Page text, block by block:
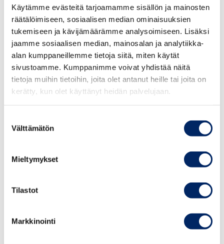
Käytämme evästeitä tarjoamamme sisällön ja mainosten
räätälöimiseen, sosiaalisen median ominaisuuksien
tukemiseen ja kävijämäärämme analysoimiseen. Lisäksi
jaamme sosiaalisen median, mainosalan ja analytiikka-
alan kumppaneillemme tietoja siitä, miten käytät
sivustoamme. Kumppanimme voivat yhdistää näitä
tietoja muihin tietoihin, joita olet antanut heille tai joita on
kerätty, kun olet käyttänyt heidän palvelujaan.
valinta
Välttämätön
Mieltymykset
Tilastot
Markkinointi
RegistrationThe event is free of charge, but
registration is required by 5thNovember 2024
HERE
16.00
Opening of the event
Ms Kirsi Seppäläinen, Chair, Finland-Latin
16.05
Finnish Companies in Latin America
Ms Heidi Virta, Director, Head of Region Latin
– Covering some main business opportunities
for Finnish companies in industries of forestry,